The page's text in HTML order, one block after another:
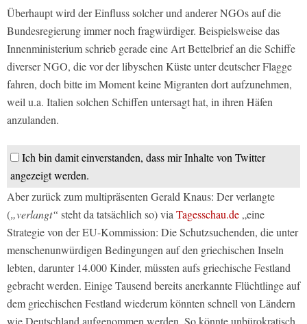
Überhaupt wird der Einfluss solcher und anderer NGOs auf die
Bundesregierung immer noch fragwürdiger. Beispielsweise das
Innenministerium schrieb gerade eine Art Bettelbrief an die Schiffe
diverser NGO, die vor der libyschen Küste unter deutscher Flagge
fahren, doch bitte im Moment keine Migranten dort aufzunehmen,
weil u.a. Italien solchen Schiffen untersagt hat, in ihren Häfen
anzulanden.
Ich bin damit einverstanden, dass mir Inhalte von Twitter
angezeigt werden.
Aber zurück zum multipräsenten Gerald Knaus: Der verlangte
(„verlangt“ steht da tatsächlich so) via Tagesschau.de „eine
Strategie von der EU-Kommission: Die Schutzsuchenden, die unter
menschenunwürdigen Bedingungen auf den griechischen Inseln
lebten, darunter 14.000 Kinder, müssten aufs griechische Festland
gebracht werden. Einige Tausend bereits anerkannte Flüchtlinge auf
dem griechischen Festland wiederum könnten schnell von Ländern
wie Deutschland aufgenommen werden. So könnte unbürokratisch